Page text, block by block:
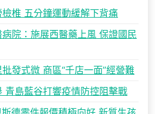
椎 五分鐘運動緩解下背痛
院：施展西醫藥上風 保證國民
發式微 商區“千店一面”經營難
青島藍谷打響疫情防控阻擊戰